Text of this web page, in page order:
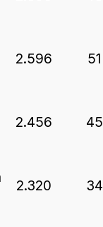
2.596 51
2.456 45
2.320 34